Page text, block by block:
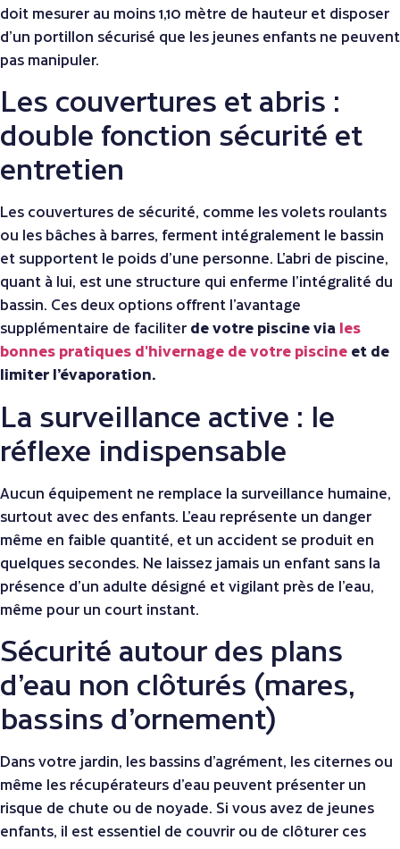
doit mesurer au moins 1,10 mètre de hauteur et disposer
d’un portillon sécurisé que les jeunes enfants ne peuvent
pas manipuler.
Les couvertures et abris :
double fonction sécurité et
entretien
Les couvertures de sécurité, comme les volets roulants
ou les bâches à barres, ferment intégralement le bassin
et supportent le poids d’une personne. L’abri de piscine,
quant à lui, est une structure qui enferme l’intégralité du
bassin. Ces deux options offrent l’avantage
supplémentaire de faciliter de votre piscine via les
bonnes pratiques d'hivernage de votre piscine et de
limiter l’évaporation.
La surveillance active : le
réflexe indispensable
Aucun équipement ne remplace la surveillance humaine,
surtout avec des enfants. L’eau représente un danger
même en faible quantité, et un accident se produit en
quelques secondes. Ne laissez jamais un enfant sans la
présence d’un adulte désigné et vigilant près de l’eau,
même pour un court instant.
Sécurité autour des plans
d’eau non clôturés (mares,
bassins d’ornement)
Dans votre jardin, les bassins d’agrément, les citernes ou
même les récupérateurs d’eau peuvent présenter un
risque de chute ou de noyade. Si vous avez de jeunes
enfants, il est essentiel de couvrir ou de clôturer ces